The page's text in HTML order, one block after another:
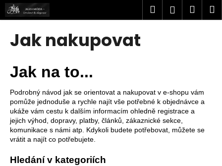
Přejít
na
obsah
Hledat
Jak nakupovat
Jak na to...
Podrobný návod jak se orientovat a nakupovat v e-shopu vám
pomůže jednoduše a rychle najít vše potřebné k objednávce a
ukáže vám cestu k dalším informacím ohledně registrace a
jejich výhod, dopravy, platby, článků, zákaznické sekce,
komunikace s námi atp. Kdykoli budete potřebovat, můžete se
vrátit a najít co potřebujete.
Hledání v kategoriích
K
o
o
p
o
t
ř
e
b
u